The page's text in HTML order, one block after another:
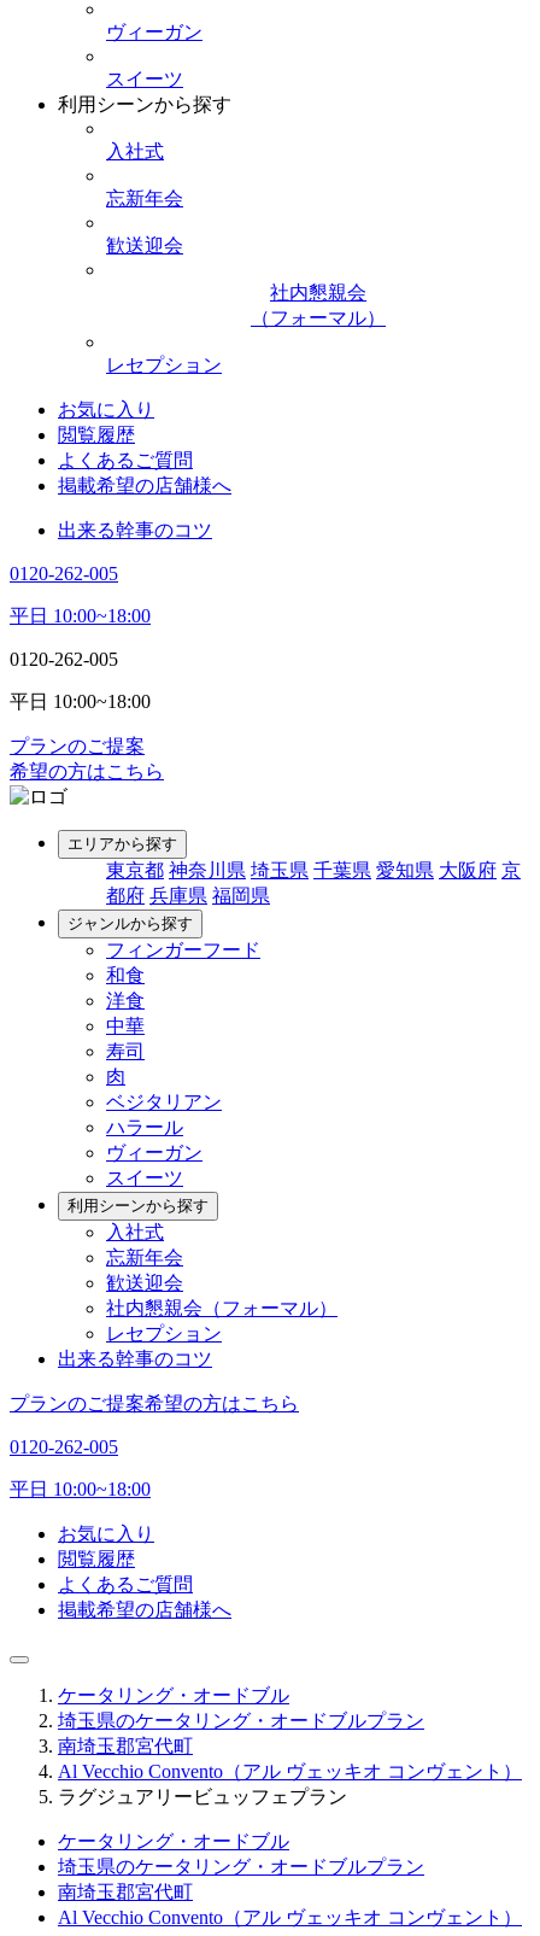
ヴィーガン
スイーツ
利用シーンから探す
入社式
忘新年会
歓送迎会
社内懇親会
（フォーマル）
レセプション
お気に入り
閲覧履歴
よくあるご質問
掲載希望の店舗様へ
出来る幹事のコツ
0120-262-005
平日 10:00~18:00
0120-262-005
平日 10:00~18:00
プランのご提案
希望の方はこちら
エリアから探す
東京都 神奈川県 埼玉県 千葉県 愛知県 大阪府 京
都府 兵庫県 福岡県
ジャンルから探す
フィンガーフード
和食
洋食
中華
寿司
肉
ベジタリアン
ハラール
ヴィーガン
スイーツ
利用シーンから探す
入社式
忘新年会
歓送迎会
社内懇親会（フォーマル）
レセプション
出来る幹事のコツ
プランのご提案希望の方はこちら
0120-262-005
平日 10:00~18:00
お気に入り
閲覧履歴
よくあるご質問
掲載希望の店舗様へ
ケータリング・オードブル
埼玉県のケータリング・オードブルプラン
南埼玉郡宮代町
Al Vecchio Convento（アル ヴェッキオ コンヴェント）
ラグジュアリービュッフェプラン
ケータリング・オードブル
埼玉県のケータリング・オードブルプラン
南埼玉郡宮代町
Al Vecchio Convento（アル ヴェッキオ コンヴェント）